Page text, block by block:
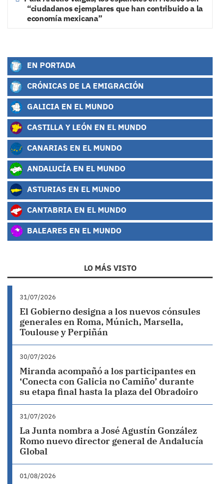
“ciudadanos ejemplares que han contribuido a la
economía mexicana”
EN PORTADA
CRÓNICAS DE LA EMIGRACIÓN
GALICIA EN EL MUNDO
CASTILLA Y LEÓN EN EL MUNDO
CANARIAS EN EL MUNDO
ANDALUCÍA EN EL MUNDO
ASTURIAS EN EL MUNDO
CANTABRIA EN EL MUNDO
BALEARES EN EL MUNDO
LO MÁS VISTO
31/07/2026
El Gobierno designa a los nuevos cónsules
generales en Roma, Múnich, Marsella,
Toulouse y Perpiñán
30/07/2026
Miranda acompañó a los participantes en
‘Conecta con Galicia no Camiño’ durante
su etapa final hasta la plaza del Obradoiro
31/07/2026
La Junta nombra a José Agustín González
Romo nuevo director general de Andalucía
Global
01/08/2026